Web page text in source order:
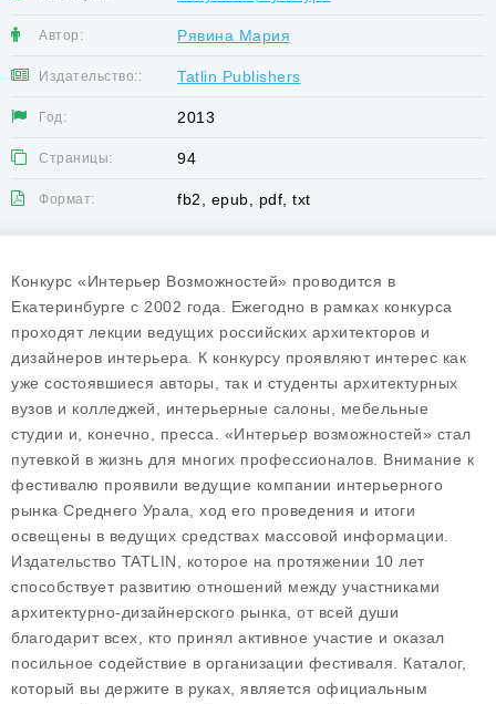
Автор: Рявина Мария
Издательство:: Tatlin Publishers
Год: 2013
Страницы: 94
Формат: fb2, epub, pdf, txt
Конкурс «Интерьер Возможностей» проводится в
Екатеринбурге с 2002 года. Ежегодно в рамках конкурса
проходят лекции ведущих российских архитекторов и
дизайнеров интерьера. К конкурсу проявляют интерес как
уже состоявшиеся авторы, так и студенты архитектурных
вузов и колледжей, интерьерные салоны, мебельные
студии и, конечно, пресса. «Интерьер возможностей» стал
путевкой в жизнь для многих профессионалов. Внимание к
фестивалю проявили ведущие компании интерьерного
рынка Среднего Урала, ход его проведения и итоги
освещены в ведущих средствах массовой информации.
Издательство TATLIN, которое на протяжении 10 лет
способствует развитию отношений между участниками
архитектурно-дизайнерского рынка, от всей души
благодарит всех, кто принял активное участие и оказал
посильное содействие в организации фестиваля. Каталог,
который вы держите в руках, является официальным